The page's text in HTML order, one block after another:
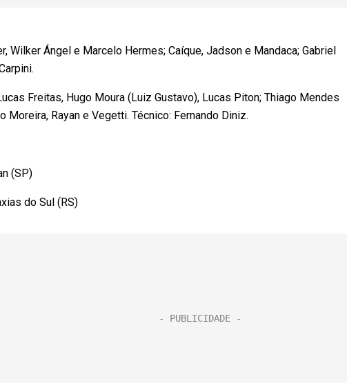
Wilker Ángel e Marcelo Hermes; Caíque, Jadson e Mandaca; Gabriel
Freitas, Hugo Moura (Luiz Gustavo), Lucas Piton; Thiago Mendes
Moreira, Rayan e Vegetti. Técnico: Fernando Diniz.
(SP)
do Sul (RS)